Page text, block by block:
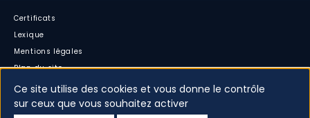
Certificats
Lexique
Mentions légales
Plan du site
Accessibilité : partiellement conforme
Cookies
Ce site utilise des cookies et vous donne le contrôle
sur ceux que vous souhaitez activer